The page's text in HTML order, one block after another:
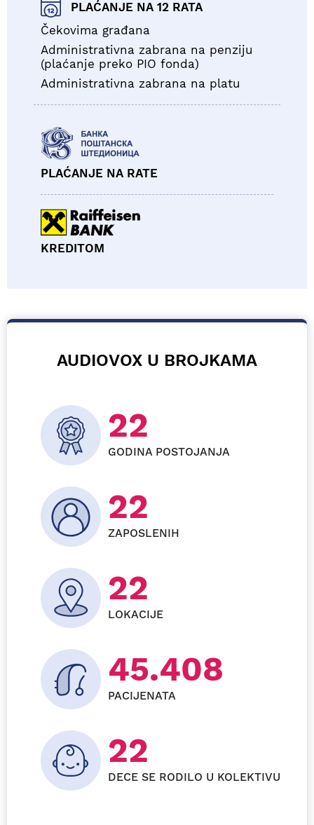
PLAĆANJE NA 12 RATA
Čekovima građana
Administrativna zabrana na penziju
(plaćanje preko PIO fonda)
Administrativna zabrana na platu
PLAĆANJE NA RATE
KREDITOM
AUDIOVOX U BROJKAMA
26
GODINA POSTOJANJA
28
ZAPOSLENIH
24
LOKACIJE
57.792
PACIJENATA
27+
DECE SE RODILO U KOLEKTIVU